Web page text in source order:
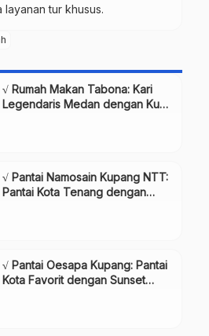
tur khusus.
√ Rumah Makan Tabona: Kari
Legendaris Medan dengan Kuah
√ Pantai Namosain Kupang NTT:
Pantai Kota Tenang dengan
√ Pantai Oesapa Kupang: Pantai
Kota Favorit dengan Sunset